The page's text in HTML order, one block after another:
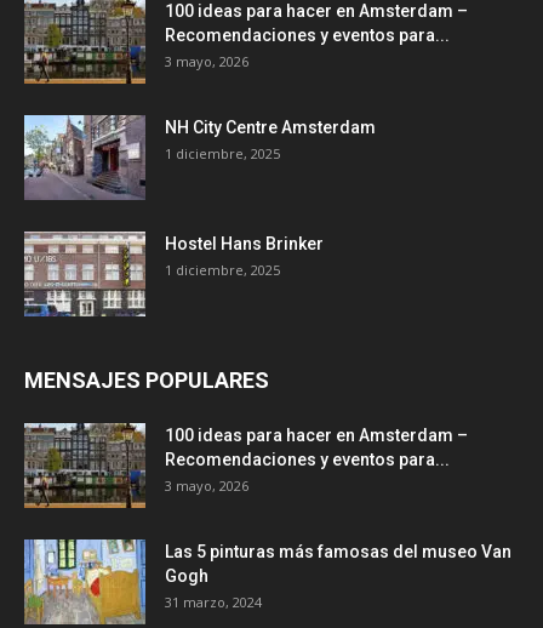
100 ideas para hacer en Amsterdam –
Recomendaciones y eventos para...
3 mayo, 2026
NH City Centre Amsterdam
1 diciembre, 2025
Hostel Hans Brinker
1 diciembre, 2025
MENSAJES POPULARES
100 ideas para hacer en Amsterdam –
Recomendaciones y eventos para...
3 mayo, 2026
Las 5 pinturas más famosas del museo Van
Gogh
31 marzo, 2024